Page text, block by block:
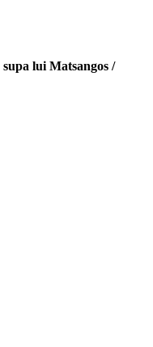
lui Matsangos /